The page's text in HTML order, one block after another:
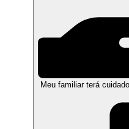
Meu familiar terá